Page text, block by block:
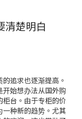
清楚明白
追求也逐渐提高。
始想办法从国外购
柜台。由于专柜的价
种新的趋势。尤其